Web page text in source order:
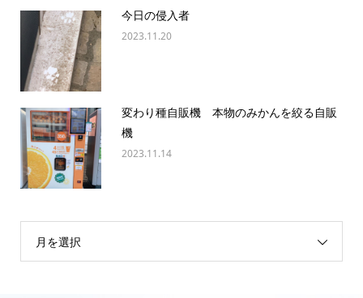
今日の侵入者
2023.11.20
変わり種自販機 本物のみかんを絞る自販
機
2023.11.14
月を選択